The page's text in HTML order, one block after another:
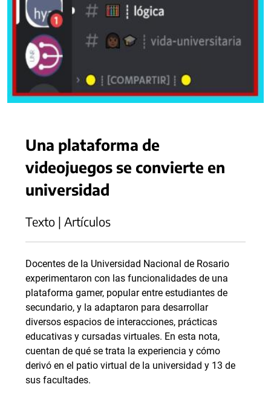
Una plataforma de
videojuegos se convierte en
universidad
Texto | Artículos
Docentes de la Universidad Nacional de Rosario
experimentaron con las funcionalidades de una
plataforma gamer, popular entre estudiantes de
secundario, y la adaptaron para desarrollar
diversos espacios de interacciones, prácticas
educativas y cursadas virtuales. En esta nota,
cuentan de qué se trata la experiencia y cómo
derivó en el patio virtual de la universidad y 13 de
sus facultades.